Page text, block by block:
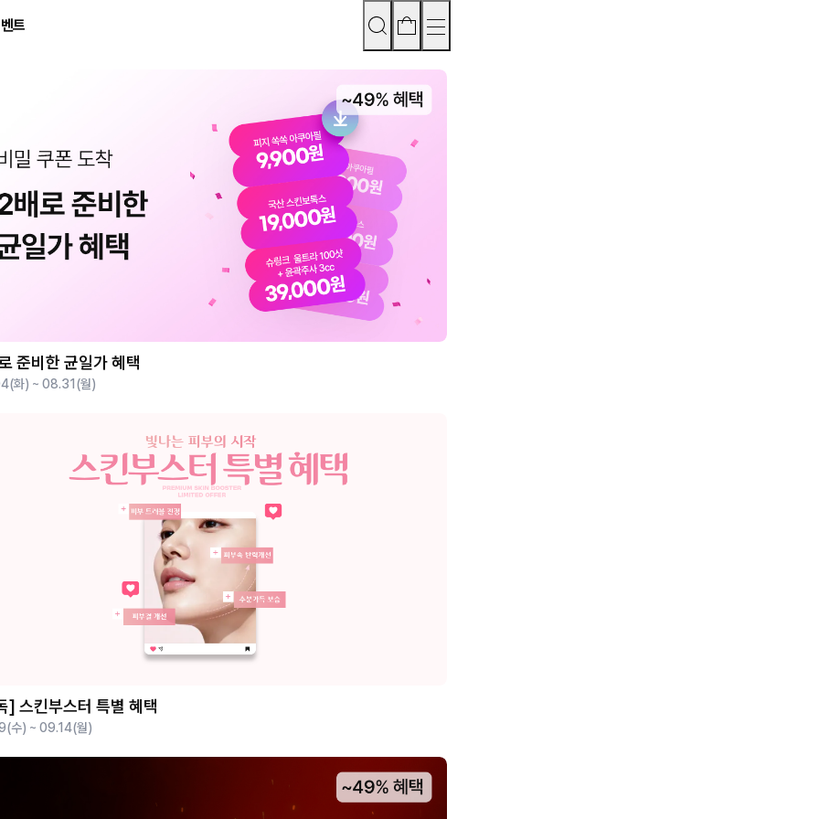
트
준비한 균일가 혜택
화) ~ 08.31(월)
] 스킨부스터 특별 혜택
수) ~ 09.14(월)